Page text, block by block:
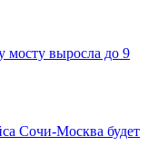
мосту выросла до 9
Сочи-Москва будет